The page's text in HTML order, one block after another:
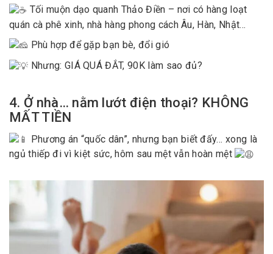
Tối muộn dạo quanh Thảo Điền – nơi có hàng loạt
quán cà phê xinh, nhà hàng phong cách Âu, Hàn, Nhật…
Phù hợp để gặp bạn bè, đổi gió
Nhưng: GIÁ QUÁ ĐẮT, 90K làm sao đủ?
4. Ở nhà… nằm lướt điện thoại? KHÔNG
MẤT TIỀN
Phương án “quốc dân”, nhưng bạn biết đấy… xong là
ngủ thiếp đi vì kiệt sức, hôm sau mệt vẫn hoàn mệt